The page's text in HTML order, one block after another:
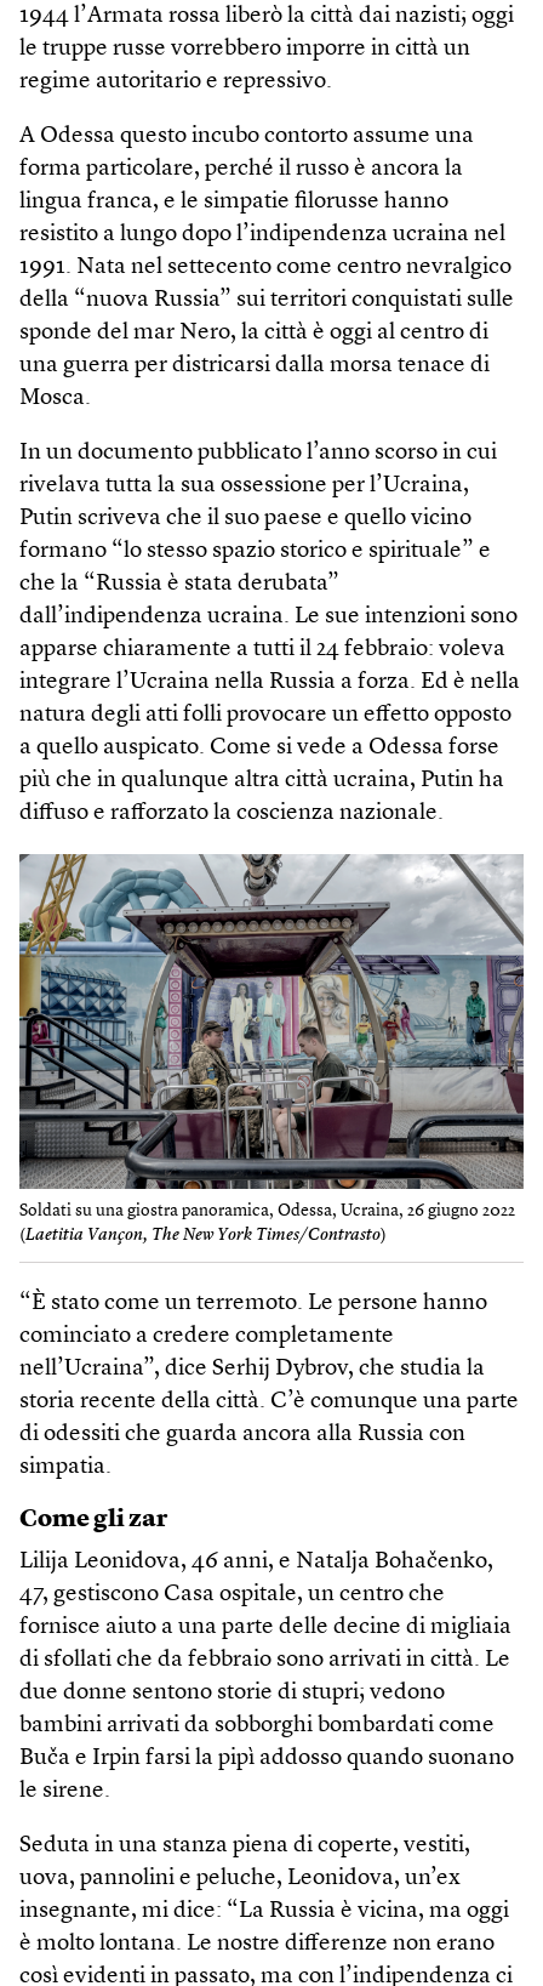
1944 l’Armata rossa liberò la città dai nazisti; oggi
le truppe russe vorrebbero imporre in città un
regime autoritario e repressivo.
A Odessa questo incubo contorto assume una
forma particolare, perché il russo è ancora la
lingua franca, e le simpatie filorusse hanno
resistito a lungo dopo l’indipendenza ucraina nel
1991. Nata nel settecento come centro nevralgico
della “nuova Russia” sui territori conquistati sulle
sponde del mar Nero, la città è oggi al centro di
una guerra per districarsi dalla morsa tenace di
Mosca.
In un documento pubblicato l’anno scorso in cui
rivelava tutta la sua ossessione per l’Ucraina,
Putin scriveva che il suo paese e quello vicino
formano “lo stesso spazio storico e spirituale” e
che la “Russia è stata derubata”
dall’indipendenza ucraina. Le sue intenzioni sono
apparse chiaramente a tutti il 24 febbraio: voleva
integrare l’Ucraina nella Russia a forza. Ed è nella
natura degli atti folli provocare un effetto opposto
a quello auspicato. Come si vede a Odessa forse
più che in qualunque altra città ucraina, Putin ha
diffuso e rafforzato la coscienza nazionale.
Soldati su una giostra panoramica, Odessa, Ucraina, 26 giugno 2022
(Laetitia Vançon, The ​New York Times/Contrasto)
“È stato come un terremoto. Le persone hanno
cominciato a credere completamente
nell’Ucraina”, dice Serhij Dybrov, che studia la
storia recente della città. C’è comunque una parte
di odessiti che guarda ancora alla Russia con
simpatia.
Come gli zar
Lilija Leonidova, 46 anni, e Natalja Bohačenko,
47, gestiscono Casa ospitale, un centro che
fornisce aiuto a una parte delle decine di migliaia
di sfollati che da febbraio sono arrivati in città. Le
due donne sentono storie di stupri; vedono
bambini arrivati da sobborghi bombardati come
Buča e Irpin farsi la pipì addosso quando suonano
le sirene.
Seduta in una stanza piena di coperte, vestiti,
uova, pannolini e peluche, Leonidova, un’ex
insegnante, mi dice: “La Russia è vicina, ma oggi
è molto lontana. Le nostre differenze non erano
così evidenti in passato, ma con l’indipendenza ci